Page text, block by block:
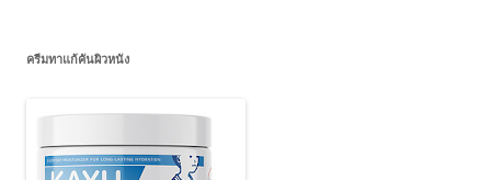
ครีมทาแก้คันผิวหนัง